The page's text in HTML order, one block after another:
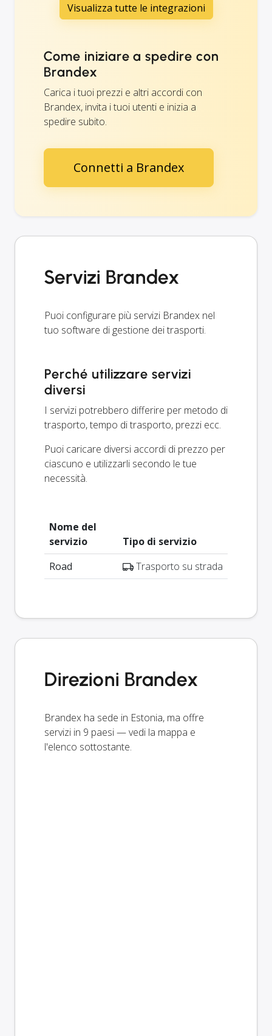
Visualizza tutte le integrazioni
Come iniziare a spedire con
Brandex
Carica i tuoi prezzi e altri accordi con
Brandex, invita i tuoi utenti e inizia a
spedire subito.
Connetti a Brandex
Servizi Brandex
Puoi configurare più servizi Brandex nel
tuo software di gestione dei trasporti.
Perché utilizzare servizi
diversi
I servizi potrebbero differire per metodo di
trasporto, tempo di trasporto, prezzi ecc.
Puoi caricare diversi accordi di prezzo per
ciascuno e utilizzarli secondo le tue
necessità.
Nome del
servizio
Tipo di servizio
Road
Trasporto su strada
Direzioni Brandex
Brandex ha sede in Estonia, ma offre
servizi in 9 paesi — vedi la mappa e
l'elenco sottostante.